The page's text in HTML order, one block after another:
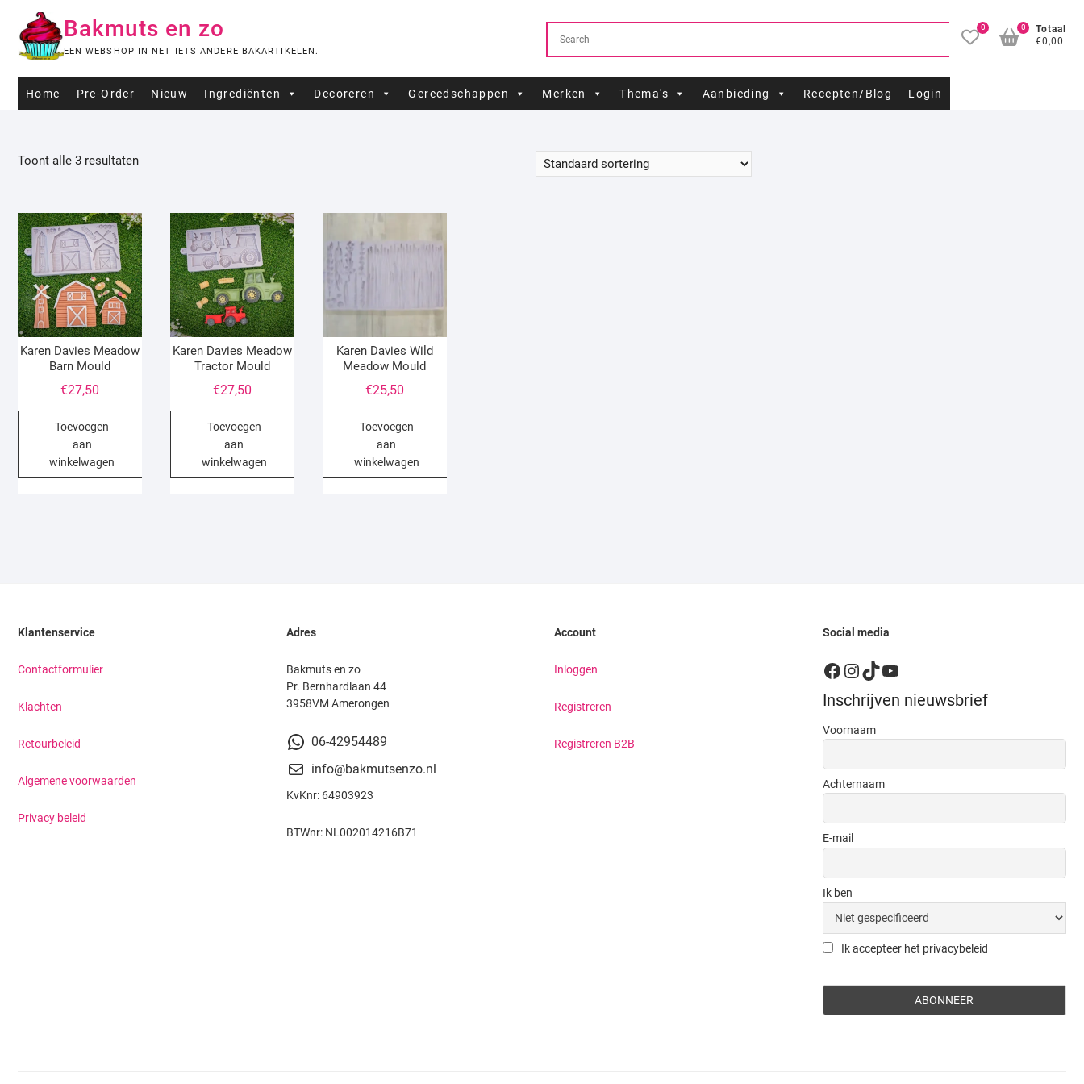
naar
Bakmuts en zo
EEN WEBSHOP IN NET IETS ANDERE BAKARTIKELEN.
0
Totaal
€0,00
0
Home Pre-Order Nieuw Ingrediënten Decoreren Gereedschappen Merken Thema's Aanbieding Recepten/Blog Login
Toont alle 3 resultaten
Karen Davies Meadow
Barn Mould
€27,50
Toevoegen
aan
winkelwagen
Karen Davies Meadow
Tractor Mould
€27,50
Toevoegen
aan
winkelwagen
Karen Davies Wild
Meadow Mould
€25,50
Toevoegen
aan
winkelwagen
Klantenservice
Contactformulier
Klachten
Retourbeleid
Algemene voorwaarden
Privacy beleid
Adres
Bakmuts en zo
Pr. Bernhardlaan 44
3958VM Amerongen
06-42954489
info@bakmutsenzo.nl
KvKnr: 64903923
BTWnr: NL002014216B71
Account
Inloggen
Registreren
Registreren B2B
Social media
Facebook
Instagram
TikTok
YouTube
Inschrijven nieuwsbrief
Voornaam
Achternaam
E-mail
Ik ben
Ik accepteer het privacybeleid